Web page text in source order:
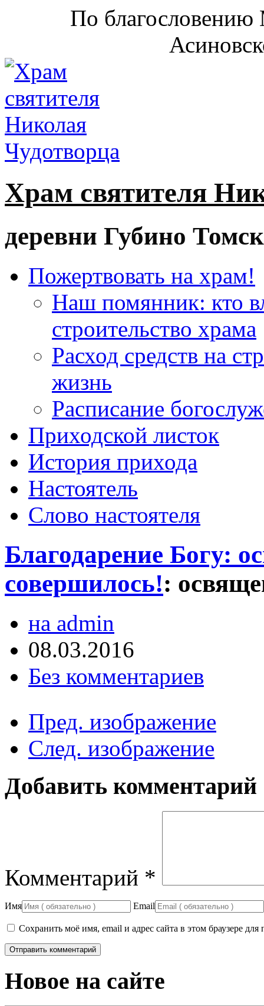
По благословению
Храм святителя
деревни Губино
Пожертвовать на храм!
Наш помянник: кто
строительство храма
Расход средств на
жизнь
Расписание
Приходской листок
История прихода
Настоятель
Слово настоятеля
Благодарение Богу:
совершилось!:
на admin
08.03.2016
Без комментариев
Пред. изображение
След. изображение
Добавить комментарий
Комментарий *
Имя Email
Сохранить моё имя, email и адрес сайта в этом браузере
Новое на сайте